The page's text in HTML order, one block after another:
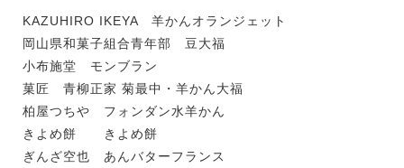
KAZUHIRO IKEYA 羊かんオランジェット
岡山県和菓子組合青年部 豆大福
小布施堂 モンブラン
菓匠 青柳正家 菊最中・羊かん大福
柏屋つちや フォンダン水羊かん
きよめ餅 きよめ餅
ぎんざ空也 あんバターフランス